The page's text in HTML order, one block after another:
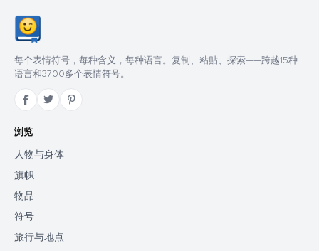
每个表情符号，每种含义，每种语言。复制、粘贴、探索——跨越15种
语言和3700多个表情符号。
浏览
人物与身体
旗帜
物品
符号
旅行与地点